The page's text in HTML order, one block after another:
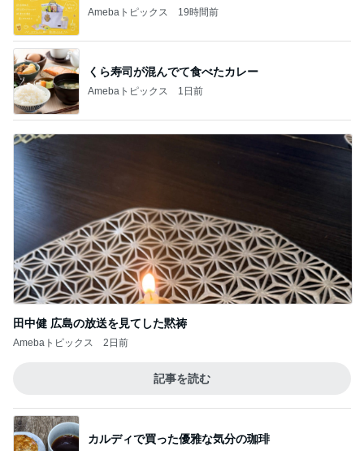
Amebaトピックス 19時間前
くら寿司が混んでて食べたカレー
Amebaトピックス 1日前
田中健 広島の放送を見てした黙祷
Amebaトピックス 2日前
記事を読む
カルディで買った優雅な気分の珈琲